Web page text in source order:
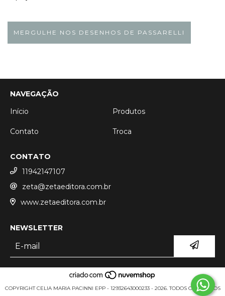
MERGULHE NOS DESENHOS DE PASSARELLI
NAVEGAÇÃO
Início
Produtos
Contato Troca
CONTATO
11942147107
zeta@zetaeditora.com.br
www.zetaeditora.com.br
NEWSLETTER
COPYRIGHT CELIA MARIA PACINNI EPP - 12932643000233 - 2026. TODOS OS DIREITOS